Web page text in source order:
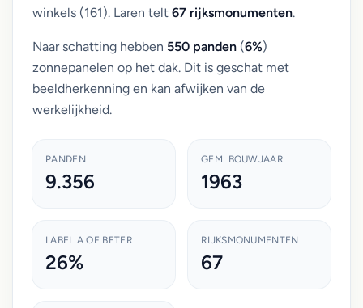
winkels (161). Laren telt 67 rijksmonumenten.
Naar schatting hebben 550 panden (6%)
zonnepanelen op het dak. Dit is geschat met
beeldherkenning en kan afwijken van de
werkelijkheid.
PANDEN
9.356
GEM. BOUWJAAR
1963
LABEL A OF BETER
26%
RIJKSMONUMENTEN
67